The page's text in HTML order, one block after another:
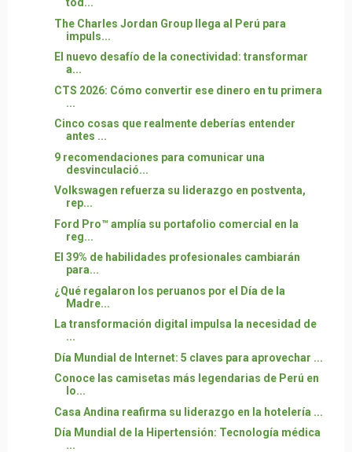
The Charles Jordan Group llega al Perú para
impuls...
El nuevo desafío de la conectividad: transformar
a...
CTS 2026: Cómo convertir ese dinero en tu primera
...
Cinco cosas que realmente deberías entender
antes ...
9 recomendaciones para comunicar una
desvinculació...
Volkswagen refuerza su liderazgo en postventa,
rep...
Ford Pro™ amplía su portafolio comercial en la
reg...
El 39% de habilidades profesionales cambiarán
para...
¿Qué regalaron los peruanos por el Día de la
Madre...
La transformación digital impulsa la necesidad de
...
Día Mundial de Internet: 5 claves para aprovechar ...
Conoce las camisetas más legendarias de Perú en
lo...
Casa Andina reafirma su liderazgo en la hotelería ...
Día Mundial de la Hipertensión: Tecnología médica
...